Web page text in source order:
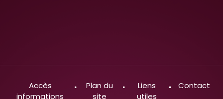
Accès
informations
Plan du
site
Liens
utiles
Contact